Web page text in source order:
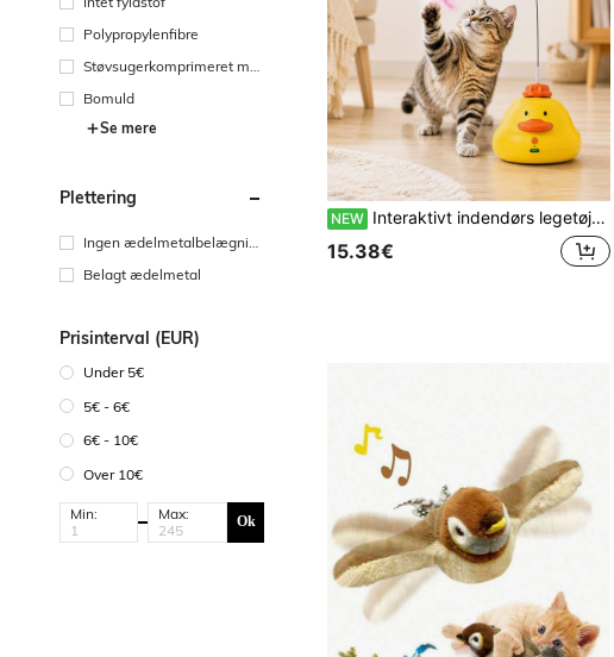
Polypropylenfibre
Støvsugerkomprimeret me
Bomuld
Se mere
Plettering
Ingen ædelmetalbelægnin
Belagt ædelmetal
Prisinterval (EUR)
Under 5€
5€ - 6€
6€ - 10€
Over 10€
Min: Max: Ok
NEW Interaktivt indendørs legetøj til kat, opgraderet 360° roterende fjerstav, smart roterende elektronisk kattelegetøj med kvidrende lyd, USB Type-C genopladeligt kæledyrslegetøj, velegnet til killinger og voksne katte, lindrer kedsomhed og fremmer motion
15.38€